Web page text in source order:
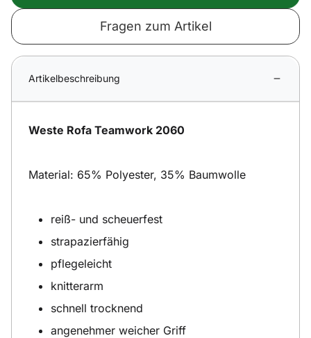
Fragen zum Artikel
Artikelbeschreibung
Weste Rofa Teamwork 2060
Material: 65% Polyester, 35% Baumwolle
reiß- und scheuerfest
strapazierfähig
pflegeleicht
knitterarm
schnell trocknend
angenehmer weicher Griff